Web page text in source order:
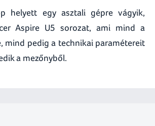
helyett egy asztali gépre vágyik,
Aspire U5 sorozat, ami mind a
mind pedig a technikai paramétereit
a mezőnyből.